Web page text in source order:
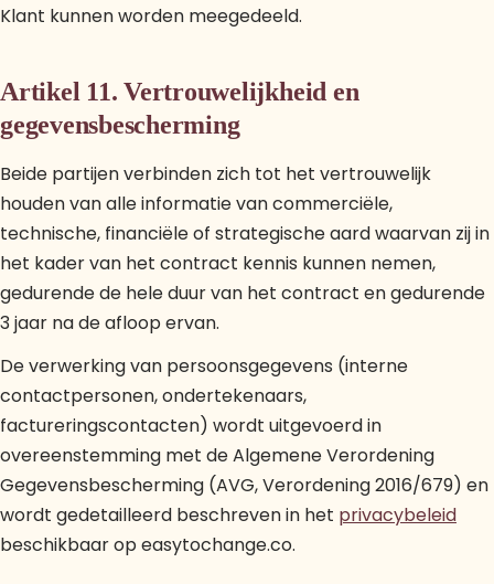
Klant kunnen worden meegedeeld.
Artikel 11. Vertrouwelijkheid en
gegevensbescherming
Beide partijen verbinden zich tot het vertrouwelijk
houden van alle informatie van commerciële,
technische, financiële of strategische aard waarvan zij in
het kader van het contract kennis kunnen nemen,
gedurende de hele duur van het contract en gedurende
3 jaar na de afloop ervan.
De verwerking van persoonsgegevens (interne
contactpersonen, ondertekenaars,
factureringscontacten) wordt uitgevoerd in
overeenstemming met de Algemene Verordening
Gegevensbescherming (AVG, Verordening 2016/679) en
wordt gedetailleerd beschreven in het privacybeleid
beschikbaar op easytochange.co.